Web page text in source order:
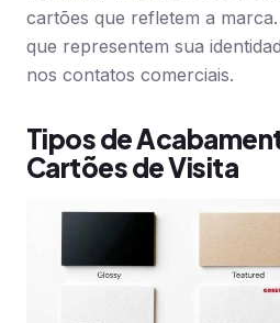
cartões que refletem a
que representem sua
nos contatos comerciais.
Tipos de
Cartões de Visita